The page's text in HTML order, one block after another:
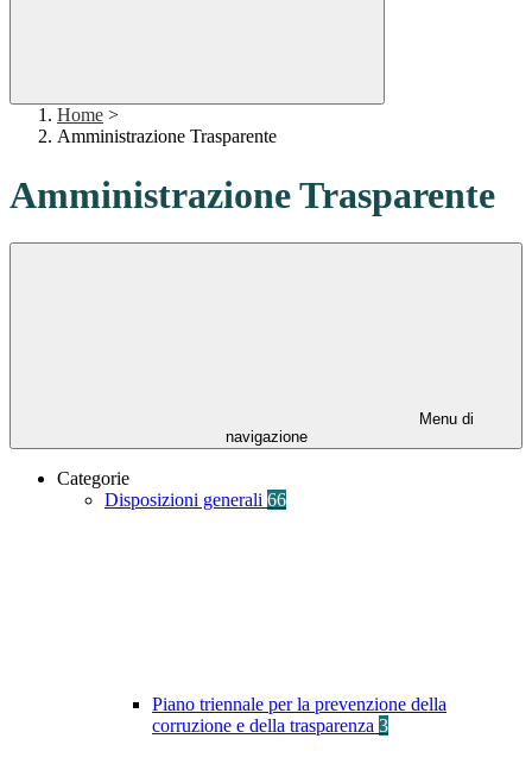
Home >
Amministrazione Trasparente
Amministrazione Trasparente
Menu di
navigazione
Categorie
Disposizioni generali 66
Piano triennale per la prevenzione della
corruzione e della trasparenza 3